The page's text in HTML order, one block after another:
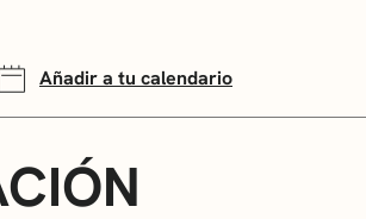
Añadir a tu calendario